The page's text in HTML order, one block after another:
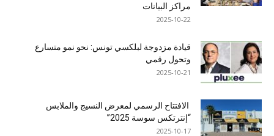
مراكز البيانات
2025-10-22
قيادة مزدوجة لبلكسي تونس: نحو نمو متسارع
وتحول رقمي
2025-10-21
الافتتاح الرسمي لمعرض النسيج والملابس
“إنترتكس سوسة 2025”
2025-10-17